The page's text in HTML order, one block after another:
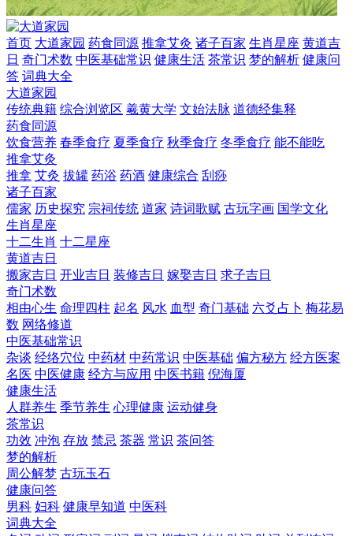
首页 大道家园 药食同源 推拿艾灸 诸子百家 生肖星座 黄道吉
日 奇门术数 中医基础常识 健康生活 茶常识 梦的解析 健康问
答 词典大全
大道家园
传统典籍 综合浏览区 羲黄大学 文始法脉 道德经集释
药食同源
饮食营养 春季食疗 夏季食疗 秋季食疗 冬季食疗 能不能吃
推拿艾灸
推拿 艾灸 拔罐 药浴 药酒 健康综合 刮痧
诸子百家
儒家 历史探究 宗祠传统 道家 诗词歌赋 古玩字画 国学文化
生肖星座
十二生肖 十二星座
黄道吉日
搬家吉日 开业吉日 装修吉日 嫁娶吉日 求子吉日
奇门术数
相由心生 命理四柱 起名 风水 血型 奇门基础 六爻占卜 梅花易
数 网络修道
中医基础常识
杂谈 经络穴位 中药材 中药常识 中医基础 偏方秘方 经方医案
名医 中医健康 经方与应用 中医书籍 倪海厦
健康生活
人群养生 季节养生 心理健康 运动健身
茶常识
功效 冲泡 存放 禁忌 茶器 常识 茶问答
梦的解析
周公解梦 古玩玉石
健康问答
男科 妇科 健康早知道 中医科
词典大全